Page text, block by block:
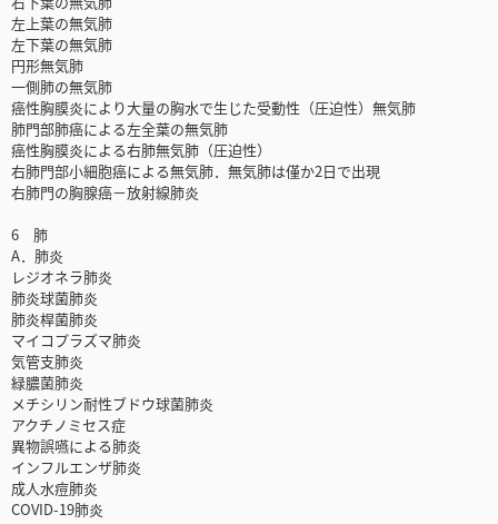
左上葉の無気肺
左下葉の無気肺
円形無気肺
一側肺の無気肺
癌性胸膜炎により大量の胸水で生じた受動性（圧迫性）無気肺
肺門部肺癌による左全葉の無気肺
癌性胸膜炎による右肺無気肺（圧迫性）
右肺門部小細胞癌による無気肺．無気肺は僅か2日で出現
右肺門の胸腺癌－放射線肺炎
6 肺
A．肺炎
レジオネラ肺炎
肺炎球菌肺炎
肺炎桿菌肺炎
マイコプラズマ肺炎
気管支肺炎
緑膿菌肺炎
メチシリン耐性ブドウ球菌肺炎
アクチノミセス症
異物誤嚥による肺炎
インフルエンザ肺炎
成人水痘肺炎
COVID-19肺炎